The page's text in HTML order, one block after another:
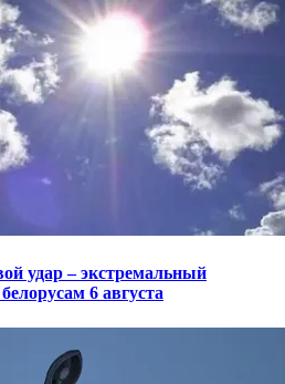
удар – экстремальный
6 августа